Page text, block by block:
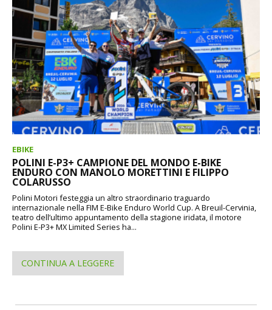
EBIKE
POLINI E-P3+ CAMPIONE DEL MONDO E-BIKE
ENDURO CON MANOLO MORETTINI E FILIPPO
COLARUSSO
Polini Motori festeggia un altro straordinario traguardo
internazionale nella FIM E-Bike Enduro World Cup. A Breuil-Cervinia,
teatro dell’ultimo appuntamento della stagione iridata, il motore
Polini E-P3+ MX Limited Series ha...
CONTINUA A LEGGERE